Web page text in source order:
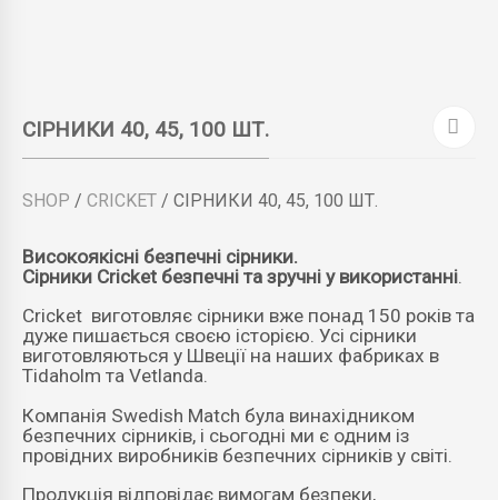
СІРНИКИ 40, 45, 100 ШТ.
SHOP / СRICKET / СІРНИКИ 40, 45, 100 ШТ.
Високоякісні безпечні сірники.
Сірники Cricket безпечні та зручні у використанні
Cricket виготовляє сірники вже понад 150 років та
дуже пишається своєю історією. Усі сірники
виготовляються у Швеції на наших фабриках в
Tidaholm та Vetlanda.
Компанія Swedish Match була винахідником
безпечних сірників, і сьогодні ми є одним із
провідних виробників безпечних сірників у світі.
Продукція відповідає вимогам безпеки,